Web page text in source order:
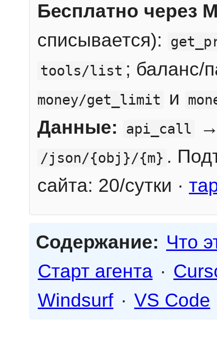
Бесплатно через
списывается):
tools/list ; баланс/
money/get_limit и
Данные: api_call
/json/{obj}/{m} .
сайта: 20/сутки ·
Содержание: Что
Старт агента ·
Windsurf · VS Code